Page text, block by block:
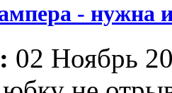
- нужна
02 Ноябрь